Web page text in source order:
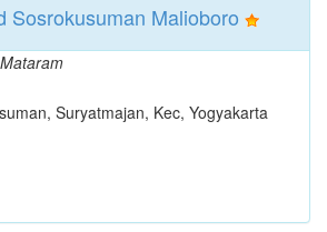
Sosrokusuman Malioboro
Suryatmajan, Kec, Yogyakarta